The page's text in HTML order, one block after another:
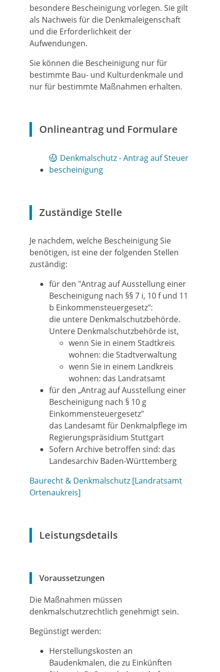
besondere Bescheinigung vorlegen. Sie gilt
als Nachweis für die Denkmaleigenschaft
und die Erforderlichkeit der
Aufwendungen.
Sie können die Bescheinigung nur für
bestimmte Bau- und Kulturdenkmale und
nur für bestimmte Maßnahmen erhalten.
Onlineantrag und Formulare
Denkmalschutz - Antrag auf Steuer
bescheinigung
Zuständige Stelle
Je nachdem, welche Bescheinigung Sie
benötigen, ist eine der folgenden Stellen
zuständig:
für den "Antrag auf Ausstellung einer
Bescheinigung nach §§ 7 i, 10 f und 11
b Einkommensteuergesetz":
die untere Denkmalschutzbehörde.
Untere Denkmalschutzbehörde ist,
wenn Sie in einem Stadtkreis
wohnen: die Stadtverwaltung
wenn Sie in einem Landkreis
wohnen: das Landratsamt
für den „Antrag auf Ausstellung einer
Bescheinigung nach § 10 g
Einkommensteuergesetz"
das Landesamt für Denkmalpflege im
Regierungspräsidium Stuttgart
Sofern Archive betroffen sind: das
Landesarchiv Baden-Württemberg
Baurecht & Denkmalschutz [Landratsamt
Ortenaukreis]
Leistungsdetails
Voraussetzungen
Die Maßnahmen müssen
denkmalschutzrechtlich genehmigt sein.
Begünstigt werden:
Herstellungskosten an
Baudenkmalen, die zu Einkünften